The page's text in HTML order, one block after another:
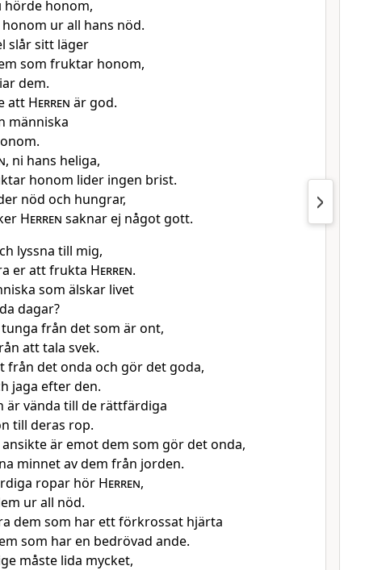
hörde honom,
ur all hans nöd.
slår sitt läger
som fruktar honom,
dem.
att Herren är god.
människa
, ni hans heliga,
honom lider ingen brist.
nöd och hungrar,
Herren saknar ej något gott.
lyssna till mig,
er att frukta Herren.
som älskar livet
dagar?
från det som är ont,
att tala svek.
från det onda och gör det goda,
jaga efter den.
är vända till de rättfärdiga
till deras rop.
är emot dem som gör det onda,
minnet av dem från jorden.
ropar hör Herren,
ur all nöd.
dem som har ett förkrossat hjärta
som har en bedrövad ande.
måste lida mycket,